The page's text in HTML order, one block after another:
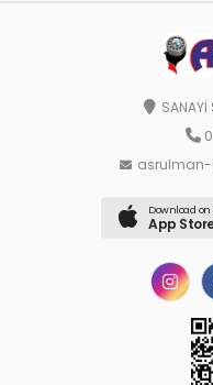
SANAYİ
asrulman-
Download on
App